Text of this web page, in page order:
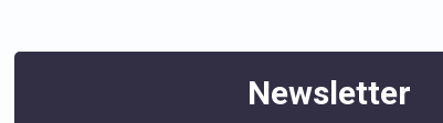
Newsletter